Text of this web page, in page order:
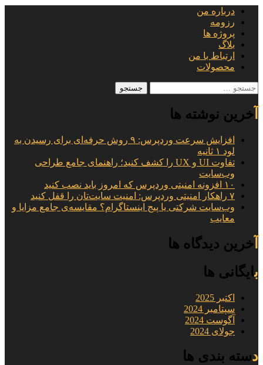
درباره من
رزومه
پروژه ها
بلاگ
ارتباط با من
محصولات
جستجو
آخرین نوشته ها
افزایش سرعت وردپرس: ۹ روش حرفه‌ای برای رسیدن به
لود ۱ ثانیه
تفاوت UI و UX را کشف کنید؛ راهنمای جامع طراحی
وب‌سایت
۱۰ افزونه امنیتی وردپرس که امروز باید نصب کنید
۷ راهکار امنیتی وردپرس: امنیت سایت‌تان را قفل کنید
وب‌سایت شرکتی یا پیج اینستاگرام؟ مقایسه‌ی جامع مزایا و
معایب
آخرین دیدگاه ها
بایگانی ها
اکتبر 2025
سپتامبر 2024
آگوست 2024
جولای 2024
دسته بندی ها